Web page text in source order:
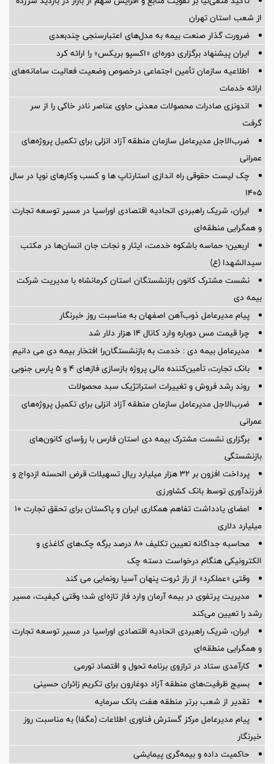
از شعب استان تهران
ضرورت گذار صنعت بیمه به مدل‌های اعتبارسنجی چندبعدی
ایران پیشنهاد برگزاری دوره‌ای «اکسپو بریکس» را ارائه کرد
اطلاعیه سازمان تأمین اجتماعی درخصوص وضعیت فعالیت سامانه‌های
ارائه خدمات
اندونزی صادرات محصولات معدنی حاوی عناصر نادر خاکی را از سر
گرفت
ضرب‌الاجل مدیرعامل سازمان منطقه آزاد انزلی برای تكمیل پروژه‌های
عمرانی
چک لیست حقوقی راه اندازی استارتاپ ها و کسب وکارهای نوپا در سال
۱۴۰۵
ایران، شریک راهبردی اتحادیه اقتصادی اوراسیا در مسیر توسعه تجارت
و همگرایی منطقه‌ای
اربعین؛ حماسه باشکوه خدمت، ایثار و نجات جان انسان‌ها در مکتب
سیدالشهدا (ع)
نشست مشترک کانون بازنشستگان استان کرمانشاه با مدیریت شرکت
بیمه دی
پیام مدیرعامل ذوب‌آهن اصفهان به مناسبت روز خبرنگار
چرا قیمت مس دوباره وارد کانال ۱۴ هزار دلار شد
مدیرعامل بیمه دی : خدمت به بازنشستگان‌را افتخار بیمه دی می دانیم
بانک تجارت، تأمین‌کننده مالی پروژه بازسازی فازهای ۴ و ۵ پارس جنوبی
روند رشد فروش و تغییرات استراتژیک سبد محصولات
ضرب‌الاجل مدیرعامل سازمان منطقه آزاد انزلی برای تكمیل پروژه‌های
عمرانی
برگزاری نشست مشترک بیمه دی استان فارس با رؤسای کانون‌های
بازنشستگی
پرداخت افزون بر 32 هزار میلیارد ریال تسهیلات قرض الحسنه ازدواج و
فرزندآوری توسط بانک کشاورزی
امضای یادداشت تفاهم همکاری ایران و پاکستان برای تحقق تجارت ۱۰
میلیارد دلاری
محاسبه جداگانه تعیین تکلیف 80 درصد برگه چک‌های کاغذی و
الکترونیکی هنگام درخواست دسته چک
وقتی «عملکرد» از راز ثروت پنهان آسیا رونمایی می کند
مدیریت پرتفوی در بیمه آرمان وارد فاز تازه‌ای شد؛ وقتی کیفیت، مسیر
رشد را تعیین می‌کند
ایران، شریک راهبردی اتحادیه اقتصادی اوراسیا در مسیر توسعه تجارت
و همگرایی منطقه‌ای
کارآمدی ستاد در ترازوی برنامه تحول و اقتصاد تورمی
بسیج ظرفیت‌های منطقه آزاد دوغارون برای تکریم زائران حسینی
تقدیر از شعب برتر منطقه هفت بانک سرمایه
پیام مدیرعامل مرکز گسترش فناوری اطلاعات (مگفا) به مناسبت روز
خبرنگار
حاکمیت داده و بیمه‌گری پیمایشی